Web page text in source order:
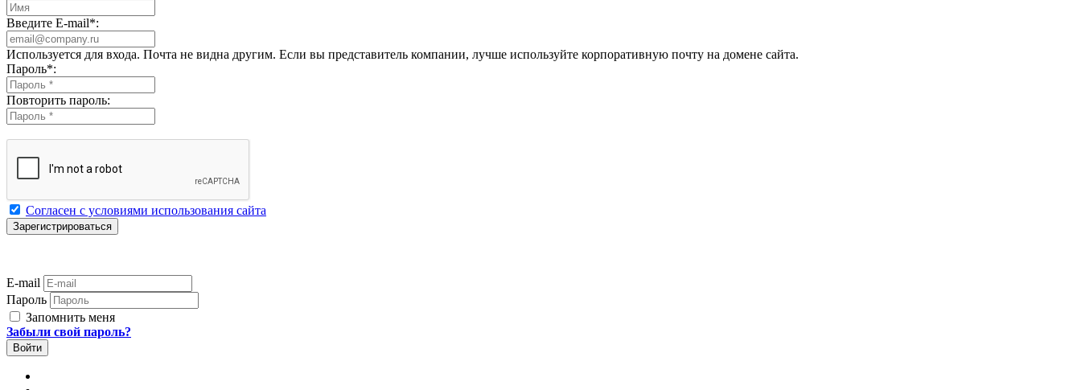
Введите E-mail*:
Используется для входа. Почта не видна другим. Если вы представитель компании, лучше используйте корпоративную почту на домене сайта.
Пароль*:
Повторить пароль:
Согласен с условиями использования сайта
E-mail
Пароль
Запомнить меня
Забыли свой пароль?